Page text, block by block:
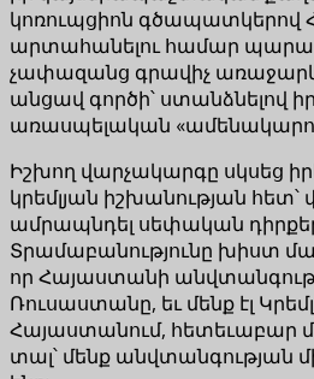
կոռուպցիոն գծապատկերով
արտահանելու համար
չափազանց գրավիչ
անցավ գործի՝ ստանձնելով
առասպելական
Իշխող վարչակարգը սկսեց
կրեմլյան իշխանության հետ՝
ամրապնդել սեփական
Տրամաբանությունը խիստ
որ Հայաստանի
Ռուսաստանը, եւ մենք էլ
Հայաստանում, հետեւաբար
տալ՝ մենք անվտանգության